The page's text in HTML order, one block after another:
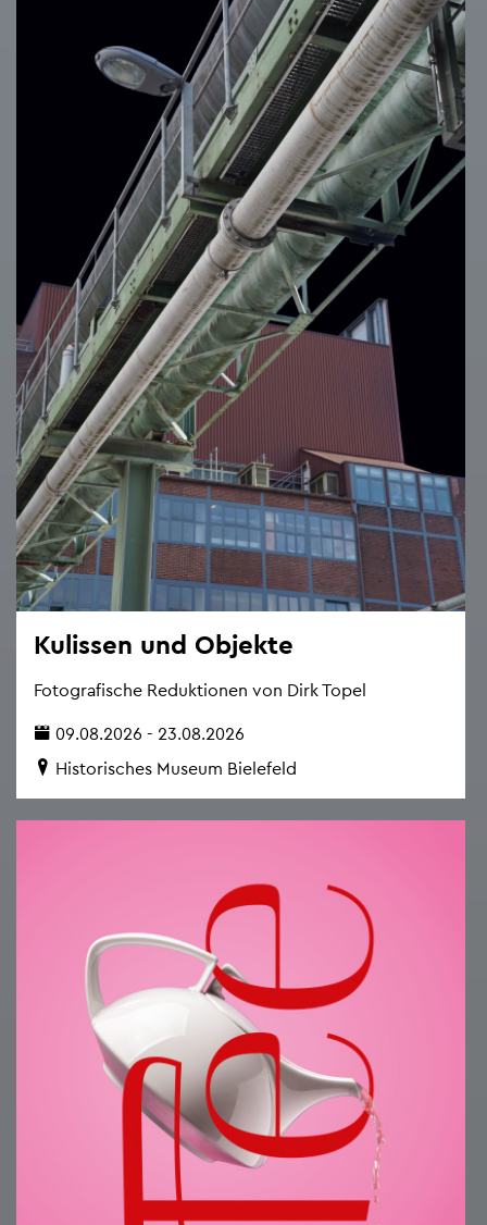
Ku­lis­sen und Ob­jek­te
Fo­to­gra­fi­sche Re­duk­tio­nen von Dirk Topel
09.08.2026 - 23.08.2026
His­to­ri­sches Mu­se­um Bie­le­feld